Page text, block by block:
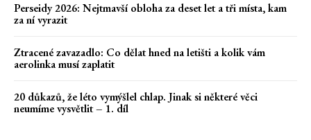
Perseidy 2026: Nejtmavší obloha za deset let a tři místa, kam
za ní vyrazit
Ztracené zavazadlo: Co dělat hned na letišti a kolik vám
aerolinka musí zaplatit
20 důkazů, že léto vymýšlel chlap. Jinak si některé věci
neumíme vysvětlit – 1. díl